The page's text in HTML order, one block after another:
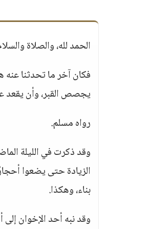
الحمد لله، والصلاة
يجصص القبر، وأن يقعد
رواه مسلم.
وقد ذكرت في الليلة
الزيادة حتى يضعوا
بناء، وهكذا.
وقد نبه أحد الإخوان